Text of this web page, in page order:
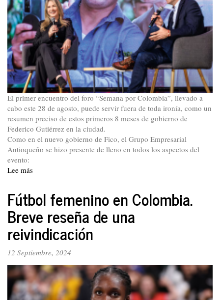
El primer encuentro del foro “Semana por Colombia”, llevado a
cabo este 28 de agosto, puede servir fuera de toda ironía, como un
resumen preciso de estos primeros 8 meses de gobierno de
Federico Gutiérrez en la ciudad.
Como en el nuevo gobierno de Fico, el Grupo Empresarial
Antioqueño se hizo presente de lleno en todos los aspectos del
evento:
Lee más
¿alcalde
Medellín
o
figura
política
la
oposición?
Fútbol femenino en Colombia.
Breve reseña de una
reivindicación
12 Septiembre, 2024